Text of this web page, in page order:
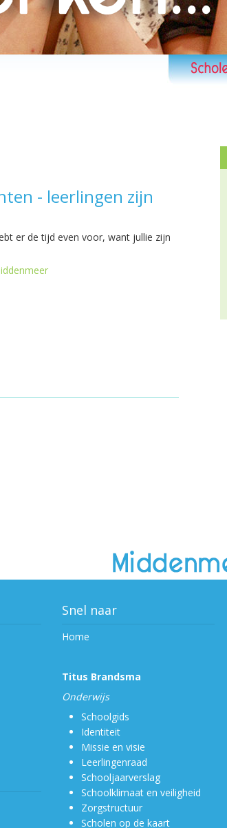
- leerlingen zijn
er de tijd even voor, want jullie zijn
Snel naar
Home
Titus Brandsma
Onderwijs
Schoolgids
Identiteit
Missie en visie
Leerlingenraad
Schooljaarverslag
Schoolklimaat en veiligheid
Zorgstructuur
Scholen op de kaart